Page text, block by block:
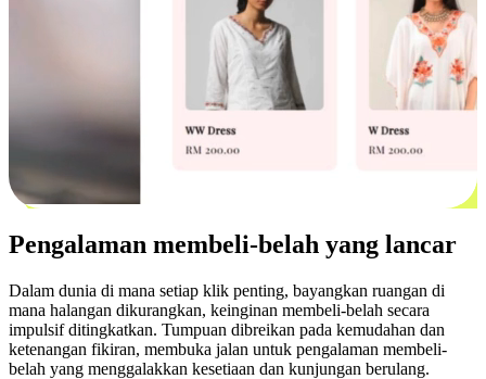
Pengalaman membeli-belah yang lancar
Dalam dunia di mana setiap klik penting, bayangkan ruangan di
mana halangan dikurangkan, keinginan membeli-belah secara
impulsif ditingkatkan. Tumpuan dibreikan pada kemudahan dan
ketenangan fikiran, membuka jalan untuk pengalaman membeli-
belah yang menggalakkan kesetiaan dan kunjungan berulang.